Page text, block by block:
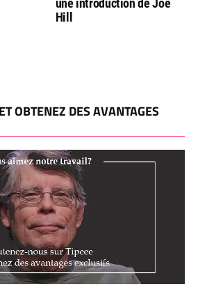
une introduction de Joe
Hill
OBTENEZ DES AVANTAGES